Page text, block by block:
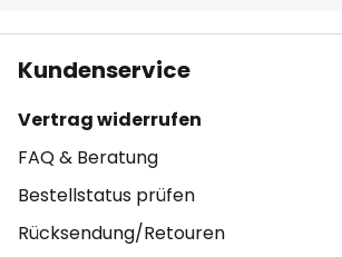
Kundenservice
Vertrag widerrufen
FAQ & Beratung
Bestellstatus prüfen
Rücksendung/Retouren